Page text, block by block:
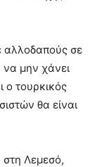
αλλοδαπούς σε
μην χάνει
ο τουρκικός
θα είναι
Λεμεσό,